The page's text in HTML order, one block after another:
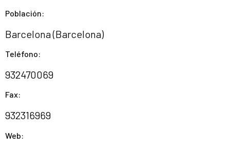
Población:
Barcelona (Barcelona)
Teléfono:
932470069
Fax:
932316969
Web: